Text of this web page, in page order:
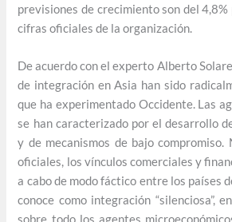
previsiones de crecimiento son del 4,8%
cifras oficiales de la organización.
De acuerdo con el experto Alberto
de integración en Asia han sido
que ha experimentado Occidente. Las
se han caracterizado por el desarrollo
y de mecanismos de bajo compromiso.
oficiales, los vínculos comerciales y
a cabo de modo fáctico entre los países
conoce como integración “silenciosa”,